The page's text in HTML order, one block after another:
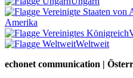
Amerika
Weltweit
echonet communication |